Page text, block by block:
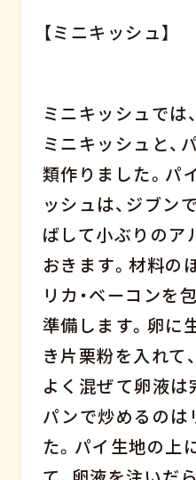
【ミニキッシュ】
ミニキッシュでは
ミニキッシュと、
類作りました。パ
ッシュは、ジブン
ばして小ぶりのア
おきます。材料の
リカ・ベーコンを
準備します。卵に
き片栗粉を入れて
よく混ぜて卵液は
パンで炒めるのは
た。パイ生地の上